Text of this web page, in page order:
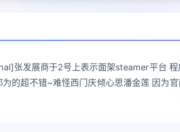
张发展商于2号上表示面架steamer平台
的超不错~难怪西门庆倾心思潘金莲 因为